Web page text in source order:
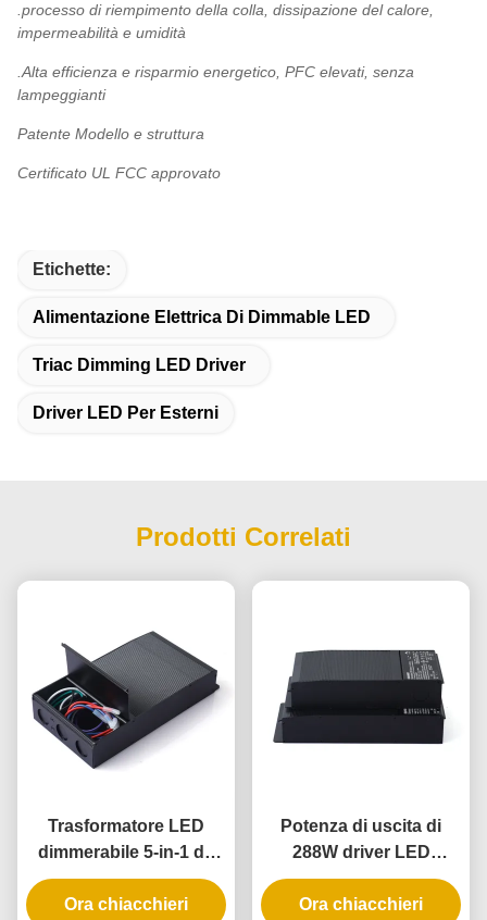
.processo di riempimento della colla, dissipazione del calore,
impermeabilità e umidità
.Alta efficienza e risparmio energetico, PFC elevati, senza
lampeggianti
Patente Modello e struttura
Certificato UL FCC approvato
Etichette:
Alimentazione Elettrica Di Dimmable LED
Triac Dimming LED Driver
Driver LED Per Esterni
Prodotti Correlati
Trasformatore LED
dimmerabile 5-in-1 da
192W con grado di
protezione IP65 per
Ora chiacchieri
Potenza di uscita di
288W driver LED
dimming 5 in 1 con
classificazione IP65 per
Ora chiacchieri